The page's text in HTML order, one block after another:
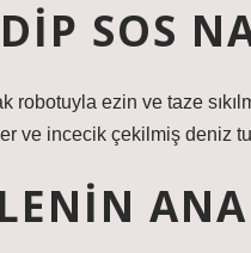
SOS
robotuyla ezin ve taze
ve incecik çekilmiş deniz